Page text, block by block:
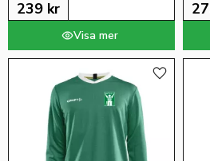
239 kr
Lägg till i